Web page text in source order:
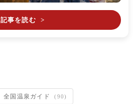
記事を読む >
全国温泉ガイド (90)